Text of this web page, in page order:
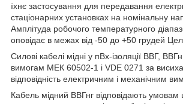
їхнє застосування для передавання
стаціонарних установках на номінальну
Амплітуда робочого температурного
оповідає в межах від -50 до +50 грудей
Силові кабелі мідні у пВх-ізоляції ВВГ,
вимогам МЕК 60502-1 і VDE 0271 за
відповідність електричним і механічним
Кабель мідний ВВГнг відповідають